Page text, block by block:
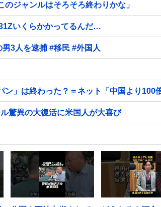
ジャンルはそろそろ終わりかな」
いくらかかってるんだ…
【ヤバい】100件以上の窃盗をしたトルコ国籍の男3人を逮捕 #移民 #外国人
」は終わった？＝ネット「中国より100
驚異の大復活に米国人が大喜び